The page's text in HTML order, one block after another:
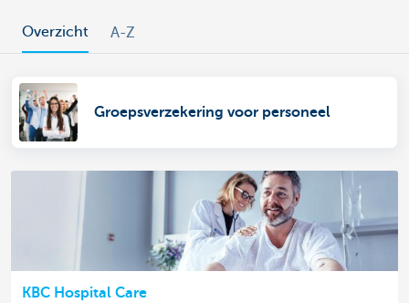
Overzicht A-Z
Groepsverzekering voor personeel
KBC Hospital Care